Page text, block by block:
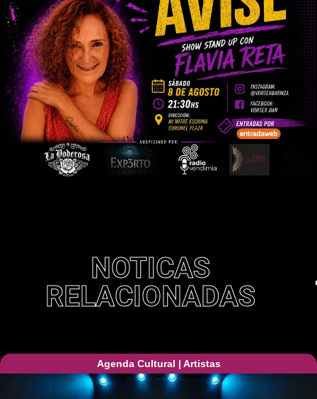
NOTICAS
RELACIONADAS
Agenda Cultural | Artistas